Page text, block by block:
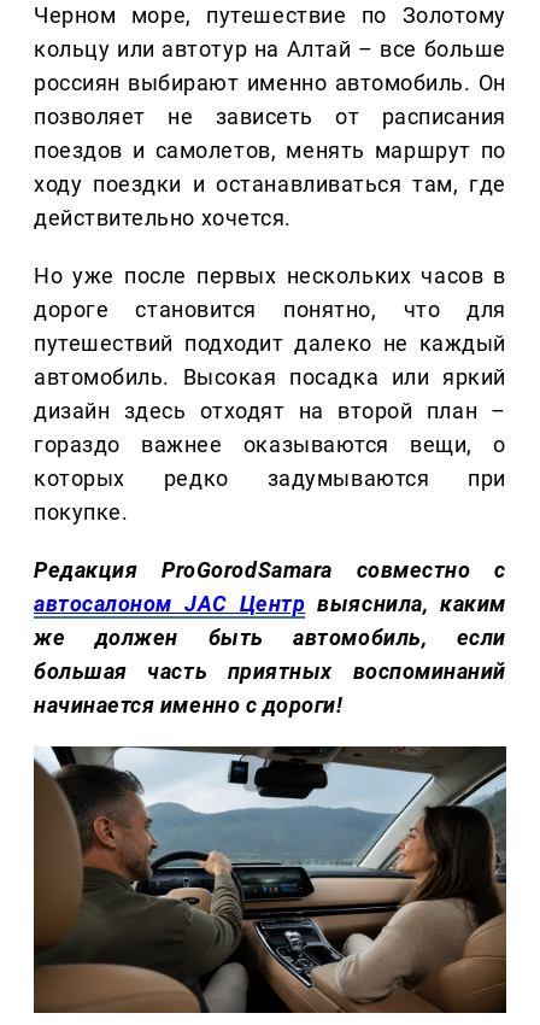
Черном море, путешествие по Золотому
кольцу или автотур на Алтай – все больше
россиян выбирают именно автомобиль. Он
позволяет не зависеть от расписания
поездов и самолетов, менять маршрут по
ходу поездки и останавливаться там, где
действительно хочется.
Но уже после первых нескольких часов в
дороге становится понятно, что для
путешествий подходит далеко не каждый
автомобиль. Высокая посадка или яркий
дизайн здесь отходят на второй план –
гораздо важнее оказываются вещи, о
которых редко задумываются при
покупке.
Редакция ProGorodSamara совместно с
автосалоном JAC Центр выяснила, каким
же должен быть автомобиль, если
большая часть приятных воспоминаний
начинается именно с дороги!